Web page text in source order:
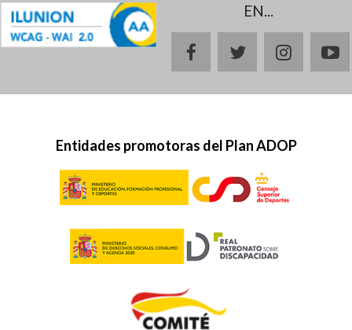
EN...
facebooktwitter
Entidades promotoras del Plan ADOP